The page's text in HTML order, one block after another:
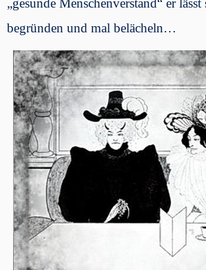
„gesunde Menschenverstand“ er lässt
begründen und mal belächeln…